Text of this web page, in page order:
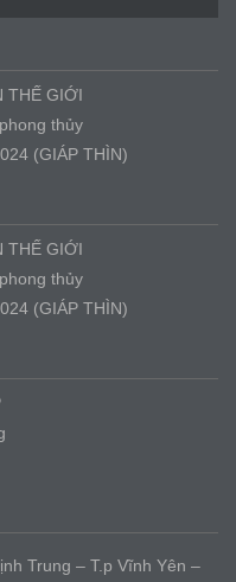
THẾ GIỚI
thủy
(GIÁP THÌN)
THẾ GIỚI
thủy
(GIÁP THÌN)
Trung – T.p Vĩnh Yên –